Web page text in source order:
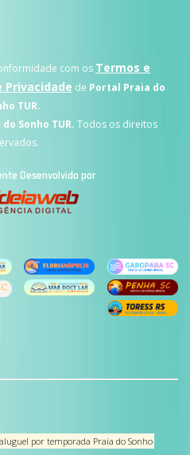
com os Termos e
Privacidade de Portal Praia do
TUR.
Sonho TUR. Todos os direitos
aluguel por temporada Praia do Sonho